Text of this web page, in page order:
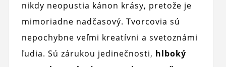
nikdy neopustia kánon krásy, pretože je
mimoriadne nadčasový. Tvorcovia sú
nepochybne veľmi kreatívni a svetoznámi
ľudia. Sú zárukou jedinečnosti, hlboký